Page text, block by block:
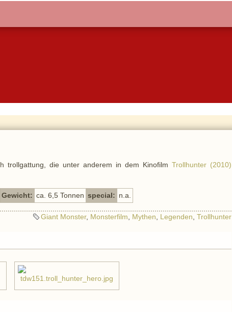
trollgattung, die unter anderem in dem KinofilmTrollhunter (2010)
Gewicht: ca. 6,5 Tonnen special: n.a.
Giant Monster, Monsterfilm Mythen Legenden ,Trollhunter